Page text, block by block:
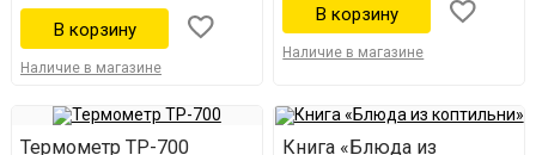
Наличие в магазине
Наличие в магазине
Термометр ТР-700
Книга «Блюда из